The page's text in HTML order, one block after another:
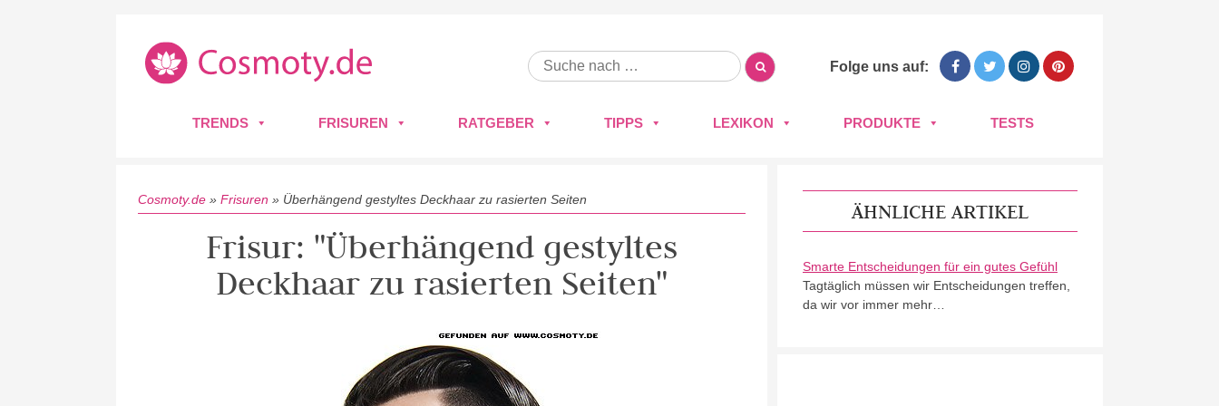
Folge uns auf:
TRENDS FRISUREN RATGEBER TIPPS LEXIKON PRODUKTE TESTS
Cosmoty.de » Frisuren » Überhängend gestyltes Deckhaar zu rasierten Seiten
Frisur: "Überhängend gestyltes
Deckhaar zu rasierten Seiten"
ÄHNLICHE ARTIKEL
Smarte Entscheidungen für ein gutes Gefühl
Tagtäglich müssen wir Entscheidungen treffen,
da wir vor immer mehr…